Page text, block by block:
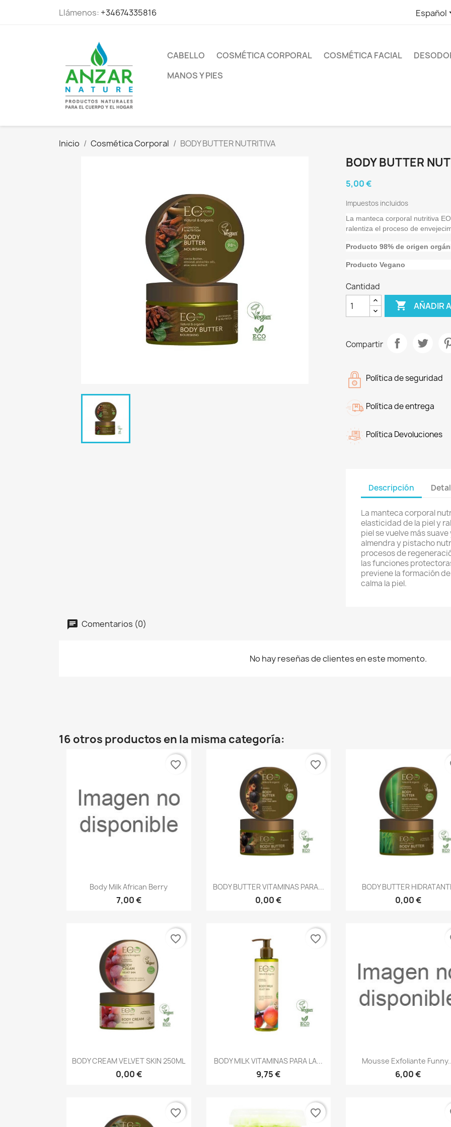
Llámenos: +34674335816 Español
CABELLO COSMÉTICA CORPORAL COSMÉTICA FACIAL
MANOS Y PIES
Inicio Cosmética Corporal BODY BUTTER NUTRITIVA
BODY BUTTER
5,00 €
Impuestos incluidos
La manteca corporal nutritiva
ralentiza el proceso de
Producto 98% de origen
Producto Vegano
Cantidad
 AÑADIR
Compartir
Política de seguridad
Política de entrega
Política Devoluciones
Descripción
La manteca corporal
elasticidad de la piel y
piel se vuelve más
almendra y pistacho
procesos de
las funciones
previene la formación
calma la piel.
Comentarios (0)
No hay reseñas de clientes en este momento.
16 otros productos en la misma categoría:
Vista rápida
Body Milk African Berry
7,00 €
favorite_border
Vista rápida
BODY BUTTER VITAMINAS PARA...
0,00 €
favorite_border
 Vista rápida
BODY BUTTER
0,00 €
Vista rápida
BODY CREAM VELVET SKIN 250ML
0,00 €
favorite_border
Vista rápida
BODY MILK VITAMINAS PARA LA...
9,75 €
favorite_border
 Vista rápida
Mousse Exfoliante
6,00 €
favorite_border favorite_border